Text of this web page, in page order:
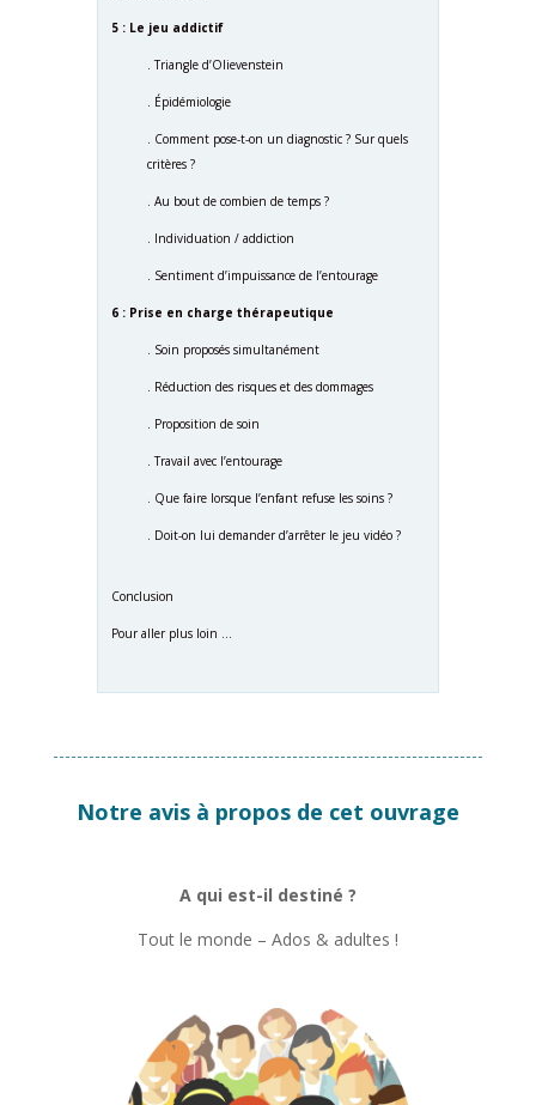
5 : Le jeu addictif
. Triangle d’Olievenstein
. Épidémiologie
. Comment pose-t-on un diagnostic ? Sur quels
critères ?
. Au bout de combien de temps ?
. Individuation / addiction
. Sentiment d’impuissance de l’entourage
6 : Prise en charge thérapeutique
. Soin proposés simultanément
. Réduction des risques et des dommages
. Proposition de soin
. Travail avec l’entourage
. Que faire lorsque l’enfant refuse les soins ?
. Doit-on lui demander d’arrêter le jeu vidéo ?
Conclusion
Pour aller plus loin …
Notre avis à propos de cet ouvrage
A qui est-il destiné ?
Tout le monde – Ados & adultes !